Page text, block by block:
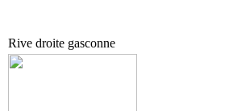
Rive droite gasconne